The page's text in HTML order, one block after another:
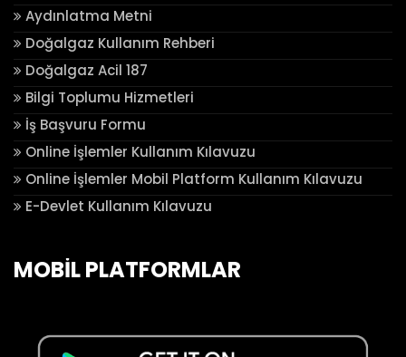
Aydınlatma Metni
Doğalgaz Kullanım Rehberi
Doğalgaz Acil 187
Bilgi Toplumu Hizmetleri
İş Başvuru Formu
Online İşlemler Kullanım Kılavuzu
Online İşlemler Mobil Platform Kullanım Kılavuzu
E-Devlet Kullanım Kılavuzu
MOBİL PLATFORMLAR